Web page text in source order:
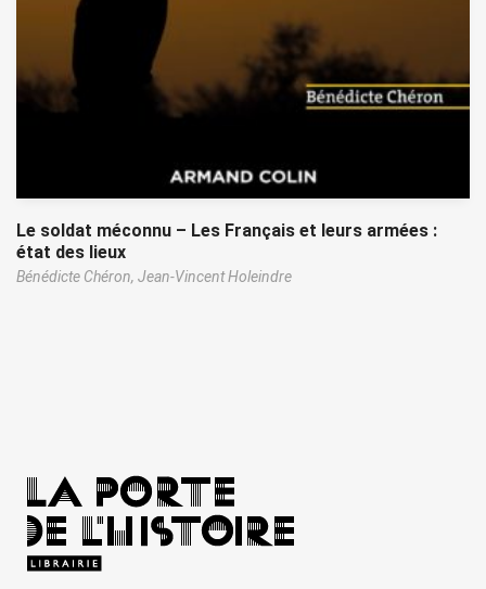
Le soldat méconnu – Les Français et leurs armées :
état des lieux
Bénédicte Chéron, Jean-Vincent Holeindre